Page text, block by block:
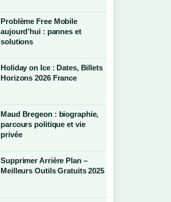
Problème Free Mobile
aujourd’hui : pannes et
solutions
Holiday on Ice : Dates, Billets
Horizons 2026 France
Maud Bregeon : biographie,
parcours politique et vie
privée
Supprimer Arrière Plan –
Meilleurs Outils Gratuits 2025